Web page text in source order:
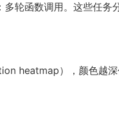
轮函数调用。这些任务
heatmap），颜色越深